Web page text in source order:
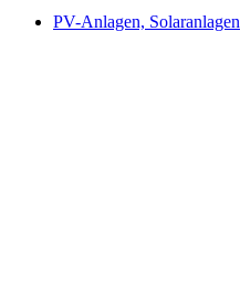
PV-Anlagen, Solaranlagen